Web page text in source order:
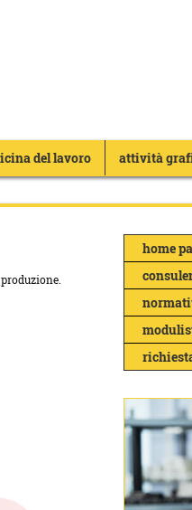
del lavoro attività
home